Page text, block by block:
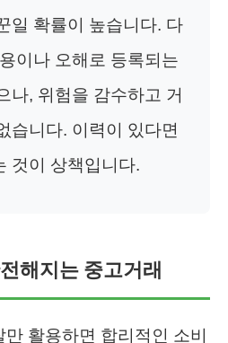
일 확률이 높습니다. 다
이나 오해로 등록되는
나, 위험을 감수하고 거
습니다. 이력이 있다면
것이 상책입니다.
해지는 중고거래
활용하면 합리적인 소비